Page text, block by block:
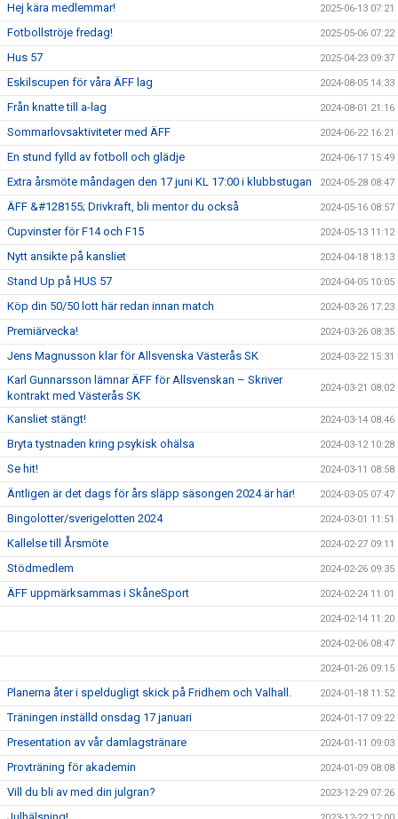
Hej kära medlemmar! 2025-06-13 07:21
Fotbollströje fredag! 2025-05-06 07:22
Hus 57 2025-04-23 09:37
Eskilscupen för våra ÄFF lag 2024-08-05 14:33
Från knatte till a-lag 2024-08-01 21:16
Sommarlovsaktiviteter med ÄFF 2024-06-22 16:21
En stund fylld av fotboll och glädje 2024-06-17 15:49
Extra årsmöte måndagen den 17 juni KL 17:00 i klubbstugan 2024-05-28 08:47
ÄFF &#128155; Drivkraft, bli mentor du också 2024-05-16 08:57
Cupvinster för F14 och F15 2024-05-13 11:12
Nytt ansikte på kansliet 2024-04-18 18:13
Stand Up på HUS 57 2024-04-05 10:05
Köp din 50/50 lott här redan innan match 2024-03-26 17:23
Premiärvecka! 2024-03-26 08:35
Jens Magnusson klar för Allsvenska Västerås SK 2024-03-22 15:31
Karl Gunnarsson lämnar ÄFF för Allsvenskan – Skriver
kontrakt med Västerås SK
2024-03-21 08:02
Kansliet stängt! 2024-03-14 08:46
Bryta tystnaden kring psykisk ohälsa 2024-03-12 10:28
Se hit! 2024-03-11 08:58
Äntligen är det dags för års släpp säsongen 2024 är här! 2024-03-05 07:47
Bingolotter/sverigelotten 2024 2024-03-01 11:51
Kallelse till Årsmöte 2024-02-27 09:11
Stödmedlem 2024-02-26 09:35
ÄFF uppmärksammas i SkåneSport 2024-02-24 11:01
2024-02-14 11:20
2024-02-06 08:47
2024-01-26 09:15
Planerna åter i speldugligt skick på Fridhem och Valhall. 2024-01-18 11:52
Träningen inställd onsdag 17 januari 2024-01-17 09:22
Presentation av vår damlagstränare 2024-01-11 09:03
Provträning för akademin 2024-01-09 08:08
Vill du bli av med din julgran? 2023-12-29 07:26